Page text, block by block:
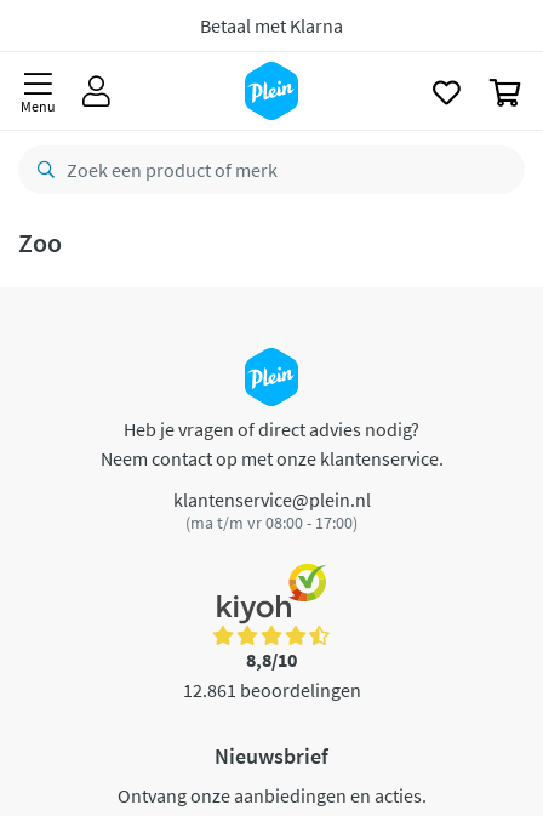
Betaal met Klarna
Menu
Zoo
Heb je vragen of direct advies nodig?
Neem contact op met onze klantenservice.
klantenservice@plein.nl
(ma t/m vr 08:00 - 17:00)
8,8/10
12.861 beoordelingen
Nieuwsbrief
Ontvang onze aanbiedingen en acties.